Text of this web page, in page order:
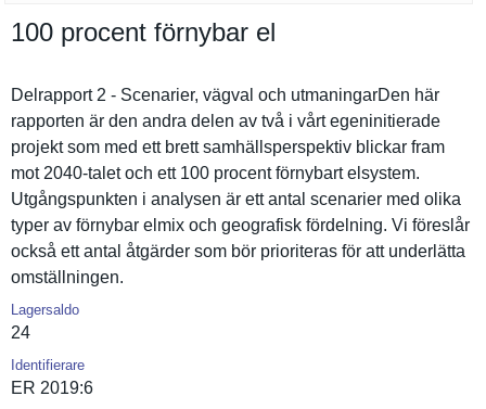
100 procent förnybar el
Delrapport 2 - Scenarier, vägval och utmaningar­Den här
rapporten är den andra delen av två i vårt egeninitie­rade
projekt som med ett brett samhällspe­rspektiv blickar fram
mot 2040-talet och ett 100 procent förnybart elsystem.
Utgångspun­kten i analysen är ett antal scenarier med olika
typer av förnybar elmix och geografisk fördelning. Vi föreslår
också ett antal åtgärder som bör prioritera­s för att underlätta
omställnin­gen.
Lagersaldo
24
Identifierare
ER 2019:6